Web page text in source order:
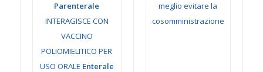
Parenterale
INTERAGISCE CON
VACCINO
POLIOMIELITICO PER
USO ORALE Enterale
meglio evitare la
cosomministrazione